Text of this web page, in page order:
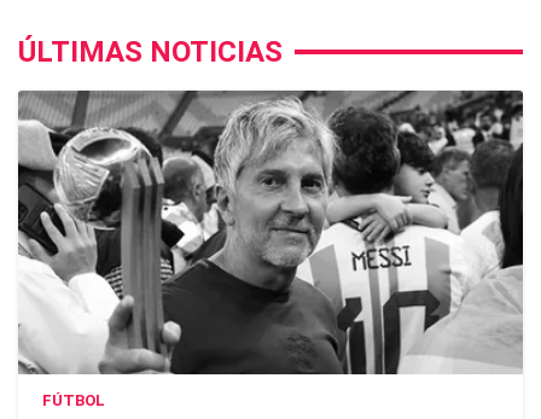
ÚLTIMAS NOTICIAS
FÚTBOL